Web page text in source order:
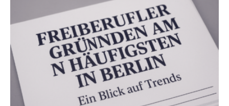
durchgeführt haben. Die Studie basiert auf den
Antworten von 1.440 selbstständigen
Versicherungsvertreter*innen und -makler*innen. Ein
Ergebnis: Deutlich mehr als die Hälfte der Befragten ist
über 50 Jahre alt und wird in den nächsten Jahren eine
Nachfolgeregelung benötigen. Aber nur ein Drittel hat
bereits Regelungen…